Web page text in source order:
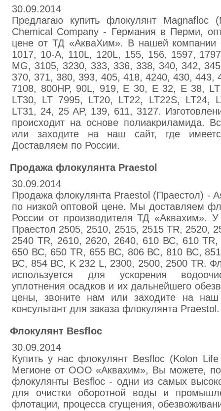
30.09.2014
Предлагаю купить флокулянт
Chemical Company - Германия в Перми,
цене от ТД «АкваХим». В нашей компании
1017, 10-A, 110L, 120L, 155, 156, 1597,
MG, 3105, 3230, 333, 336, 338, 340, 342,
370, 371, 380, 393, 405, 418, 4240, 430, 443,
7108, 800HP, 90L, 919, E 30, E 32, E 38,
LT30, LT 7995, LT20, LT22, LT22S, LT24,
LT31, 24, 25 AP, 139, 611, 3127.
происходит на основе полиакриламида.
или заходите на наш сайт, где
Доставляем по России.
Продажа флокулянта Praestol
30.09.2014
Продажа флокулянта Praestol (Праестол) -
по низкой оптовой цене. Мы доставляем
России от производителя ТД «Аквахим».
Праестол 2505, 2510, 2515, 2515 TR, 2520,
2540 TR, 2610, 2620, 2640, 610 ВС, 610
650 ВС, 650 TR, 655 ВС, 806 ВС, 810 ВС,
ВС, 854 ВС, K 232 L, 2300, 2500, 2500 TR.
используется для ускорения
уплотнения осадков и их дальнейшего
цены, звоните нам или заходите на наш
консультант для заказа флокулянта Praestol.
Флокулянт Besfloc
30.09.2014
Купить у нас флокулянт Besfloc (Kolon
Мегионе от ООО «Аквахим», Вы можете,
флокулянты Besfloc - одни из самых
для очистки оборотной воды и
флотации, процесса сгущения,